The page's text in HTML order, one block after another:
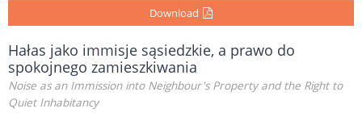
Download
Hałas jako immisje sąsiedzkie, a prawo do
spokojnego zamieszkiwania
Noise as an Immission into Neighbour's Property and the Right to
Quiet Inhabitancy